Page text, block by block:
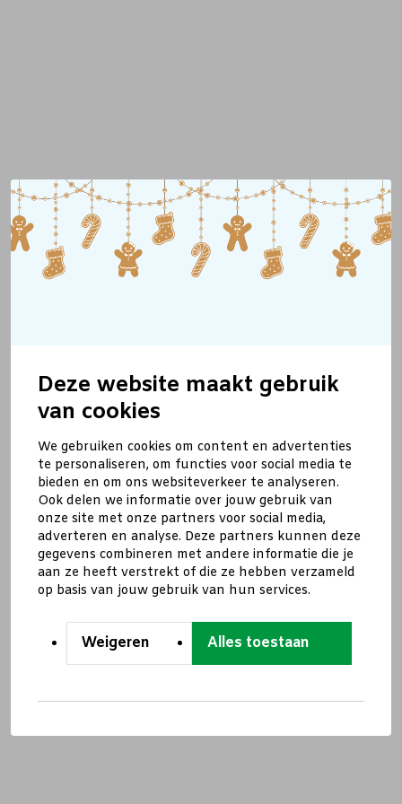
Deze website maakt gebruik
van cookies
We gebruiken cookies om content en advertenties
te personaliseren, om functies voor social media te
bieden en om ons websiteverkeer te analyseren.
Ook delen we informatie over jouw gebruik van
onze site met onze partners voor social media,
adverteren en analyse. Deze partners kunnen deze
gegevens combineren met andere informatie die je
aan ze heeft verstrekt of die ze hebben verzameld
op basis van jouw gebruik van hun services.
Weigeren Alles toestaan